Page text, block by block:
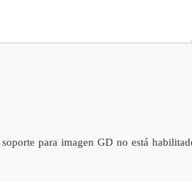
para imagen GD no está